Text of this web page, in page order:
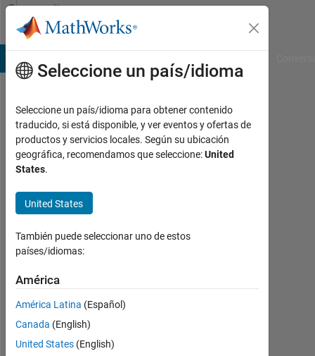
Saltar al contenido
Community
Profile
amakoba
yim
Last
alrededor
de 5
años
hace
Con
actividad
desde
2021
Followers:
Seleccione un país/idioma
Seleccione un país/idioma para obtener contenido
traducido, si está disponible, y ver eventos y ofertas de
productos y servicios locales. Según su ubicación
geográfica, recomendamos que seleccione:United
States.
United States
También puede seleccionar uno de estos
países/idiomas:
América
América Latina (Español)
Canada (English)
United States (English)